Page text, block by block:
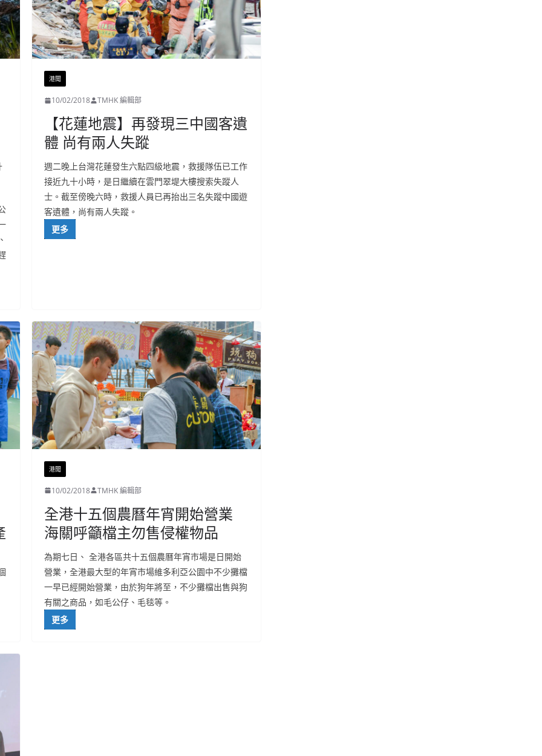
港聞
10/02/2018 TMHK 編輯部
【花蓮地震】再發現三中國客遺
體 尚有兩人失蹤
週二晚上台灣花蓮發生六點四級地震，救援隊伍已工作
接近九十小時，是日繼續在雲門翠堤大樓搜索失蹤人
士。截至傍晚六時，救援人員已再抬出三名失蹤中國遊
客遺體，尚有兩人失蹤。
更多
港聞
10/02/2018 TMHK 編輯部
全港十五個農曆年宵開始營業
海關呼籲檔主勿售侵權物品
為期七日、 全港各區共十五個農曆年宵市場是日開始
營業，全港最大型的年宵市場維多利亞公園中不少攤檔
一早已經開始營業，由於狗年將至，不少攤檔出售與狗
有關之商品，如毛公仔、毛毯等。
更多